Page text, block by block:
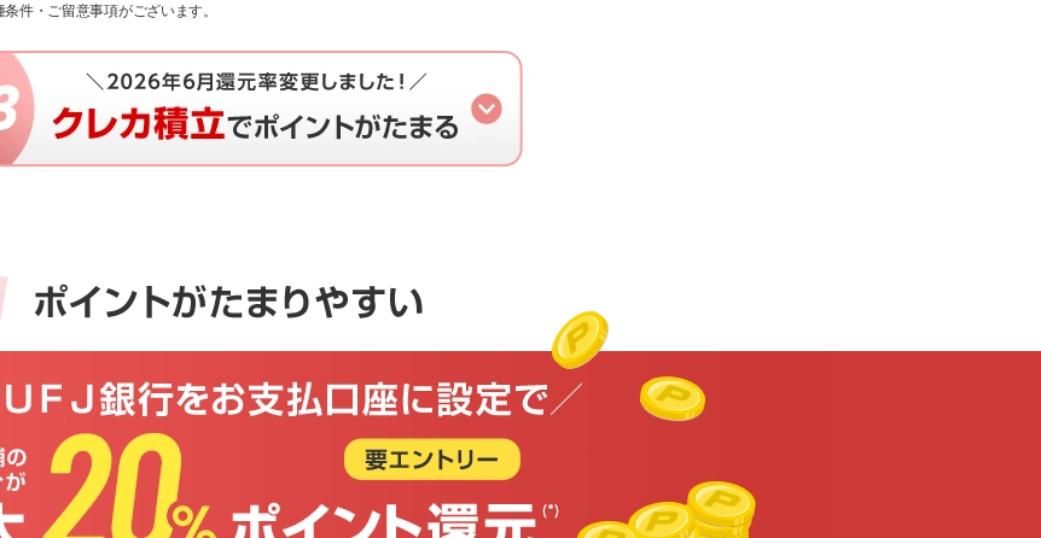
件・ご留意事項がございます。